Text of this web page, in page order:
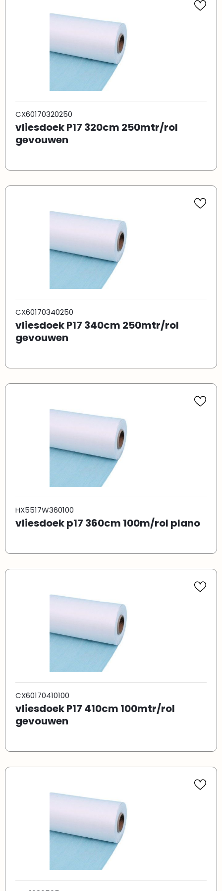
CX60170320250
vliesdoek P17 320cm 250mtr/rol
gevouwen
CX60170340250
vliesdoek P17 340cm 250mtr/rol
gevouwen
HX5517W360100
vliesdoek p17 360cm 100m/rol plano
CX60170410100
vliesdoek P17 410cm 100mtr/rol
gevouwen